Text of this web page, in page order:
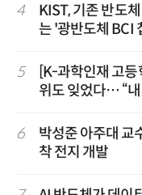
4
KIST, 기존 반도
는 '광반도체 BCI
5
[K-과학인재 고
위도 잊었다… “
6
박성준 아주대 교
착 전지 개발